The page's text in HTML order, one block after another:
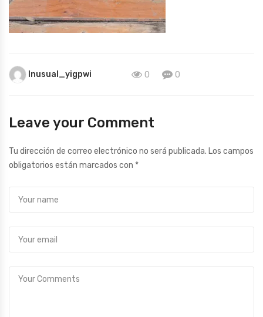
Inusual_yigpwi 0 0
Leave your Comment
Tu dirección de correo electrónico no será publicada. Los campos
obligatorios están marcados con *